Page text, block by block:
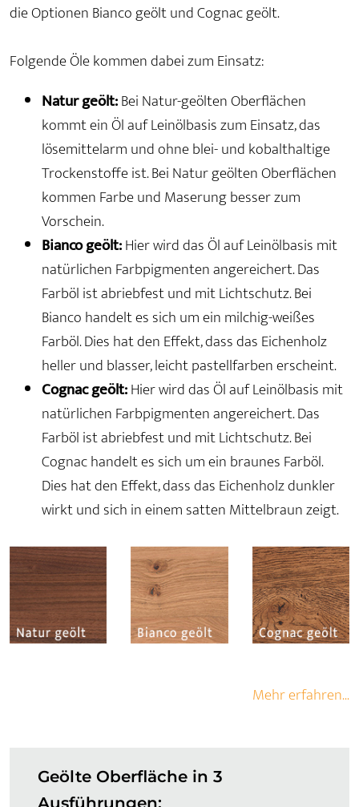
die Optionen Bianco geölt und Cognac geölt.
Folgende Öle kommen dabei zum Einsatz:
Natur geölt:Bei Natur-geölten Oberflächen
kommt ein Öl auf Leinölbasis zum Einsatz, das
lösemittelarm und ohne blei- und kobalthaltige
Trockenstoffe ist. Bei Natur geölten Oberflächen
kommen Farbe und Maserung besser zum
Vorschein.
Bianco geölt:Hier wird das Öl auf Leinölbasis mit
natürlichen Farbpigmenten angereichert. Das
Farböl ist abriebfest und mit Lichtschutz. Bei
Bianco handelt es sich um ein milchig-weißes
Farböl. Dies hat den Effekt, dass das Eichenholz
heller und blasser, leicht pastellfarben erscheint.
Cognac geölt:Hier wird das Öl auf Leinölbasis mit
natürlichen Farbpigmenten angereichert. Das
Farböl ist abriebfest und mit Lichtschutz. Bei
Cognac handelt es sich um ein braunes Farböl.
Dies hat den Effekt, dass das Eichenholz dunkler
wirkt und sich in einem satten Mittelbraun zeigt.
Mehr erfahren...
Geölte Oberfläche in 3
Ausführungen: